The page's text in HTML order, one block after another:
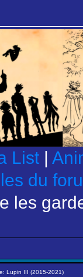
List |
du
les
Lupin III (2015-2021)